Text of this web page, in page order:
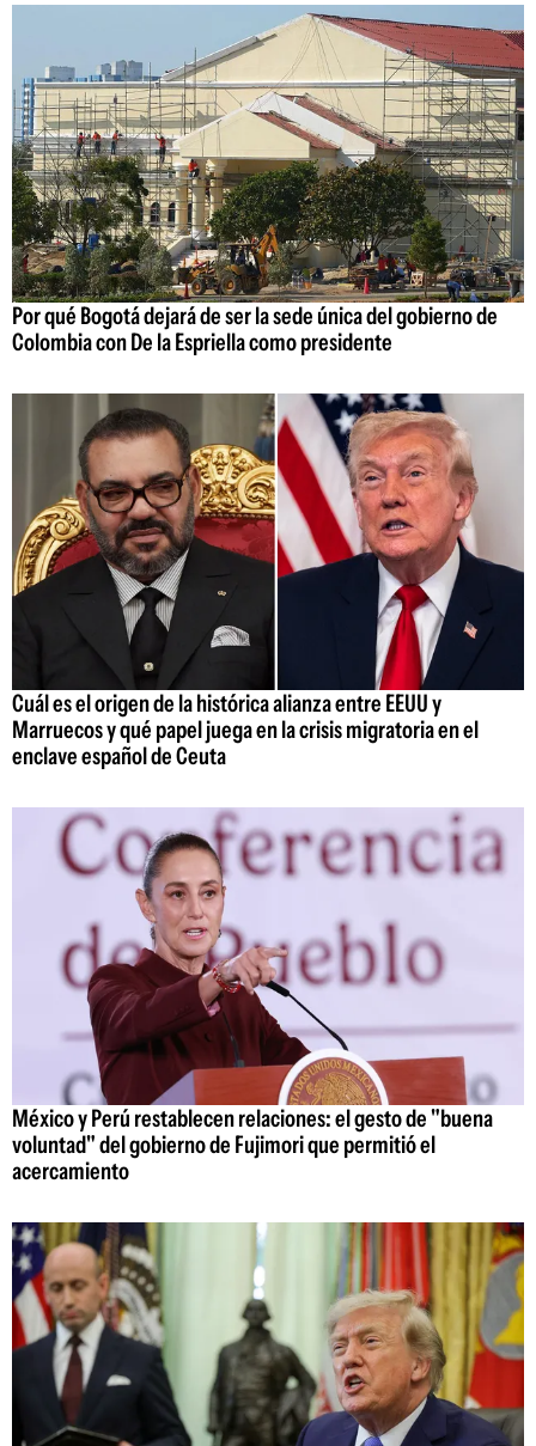
Por qué Bogotá dejará de ser la sede única del gobierno de
Colombia con De la Espriella como presidente
Cuál es el origen de la histórica alianza entre EEUU y
Marruecos y qué papel juega en la crisis migratoria en el
enclave español de Ceuta
México y Perú restablecen relaciones: el gesto de "buena
voluntad" del gobierno de Fujimori que permitió el
acercamiento